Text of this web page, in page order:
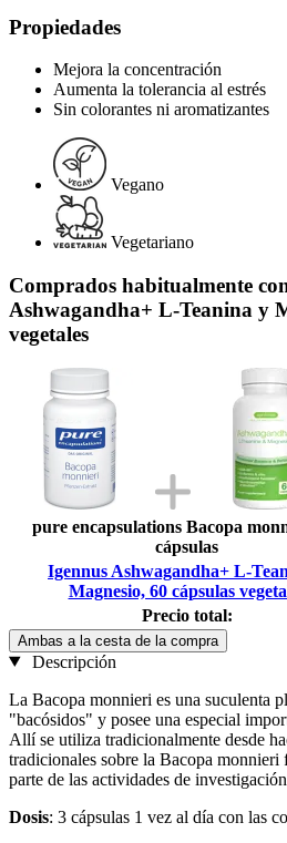
Propiedades
Mejora la concentración
Aumenta la tolerancia al estrés
Sin colorantes ni aromatizantes
Vegano
Vegetariano
Comprados habitualmente
Ashwagandha+ L-Teanina y
vegetales
pure encapsulations Bacopa
cápsulas
Igennus Ashwagandha+ L-
Magnesio, 60 cápsulas
Precio total:
Ambas a la cesta de la compra
Descripción
La Bacopa monnieri es una suculenta
"bacósidos" y posee una especial
Allí se utiliza tradicionalmente desde
tradicionales sobre la Bacopa monnieri
parte de las actividades de
Dosis: 3 cápsulas 1 vez al día con las